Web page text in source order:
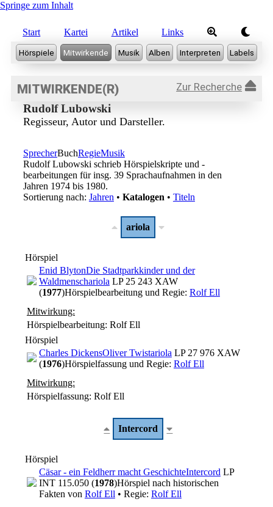
Springe zum Inhalt
Start Kartei Artikel Links
MITWIRKENDE(R) Zur Recherche
Rudolf Lubowski
Regisseur, Autor und Darsteller.
SprecherBuchRegieMusik
Rudolf Lubowski schrieb Hörspielskripte und -
bearbeitungen für insg. 39 Sprachaufnahmen in den
Jahren 1974 bis 1980.
Sortierung nach: Jahren • Katalogen • Titeln
ariola
Hörspiel
Enid BlytonDie Stadtparkkinder und der
Waldmenschariola LP 25 243 XAW
(1977)Hörspielbearbeitung und Regie: Rolf Ell
Mitwirkung:
Hörspielbearbeitung: Rolf Ell
Hörspiel
Charles DickensOliver Twistariola LP 27 976 XAW
(1976)Hörspielfassung und Regie: Rolf Ell
Mitwirkung:
Hörspielfassung: Rolf Ell
Intercord
Hörspiel
Cäsar - ein Feldherr macht GeschichteIntercord LP
INT 115.050 (1978)Hörspiel nach historischen
Fakten von Rolf Ell • Regie: Rolf Ell